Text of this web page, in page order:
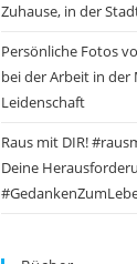
Zuhause, in der
Persönliche Fotos
bei der Arbeit in
Leidenschaft
Raus mit DIR!
Deine